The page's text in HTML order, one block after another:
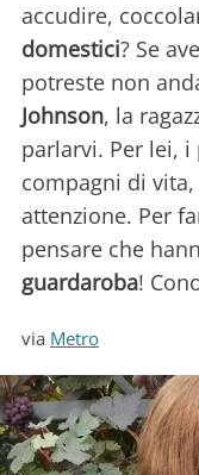
accudire,
domestici? Se
potreste non
Johnson, la
parlarvi. Per lei,
compagni di
attenzione. Per
pensare che
guardaroba!
via Metro